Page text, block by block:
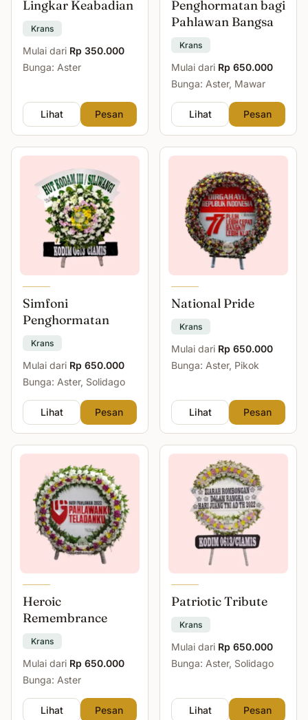
Lingkar Keabadian
Krans
Mulai dari Rp 350.000
Bunga: Aster
Lihat Pesan
Penghormatan bagi
Pahlawan Bangsa
Krans
Mulai dari Rp 650.000
Bunga: Aster, Mawar
Lihat Pesan
Simfoni
Penghormatan
Krans
Mulai dari Rp 650.000
Bunga: Aster, Solidago
Lihat Pesan
National Pride
Krans
Mulai dari Rp 650.000
Bunga: Aster, Pikok
Lihat Pesan
Heroic
Remembrance
Krans
Mulai dari Rp 650.000
Bunga: Aster
Lihat Pesan
Patriotic Tribute
Krans
Mulai dari Rp 650.000
Bunga: Aster, Solidago
Lihat Pesan